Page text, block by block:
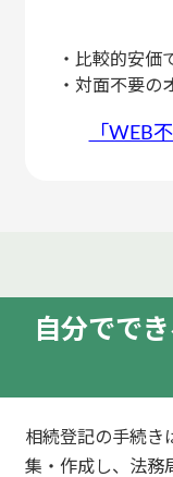
・比較的安価
・対面不要の
「WEB
自分でで
相続登記の手続き
集・作成し、法務